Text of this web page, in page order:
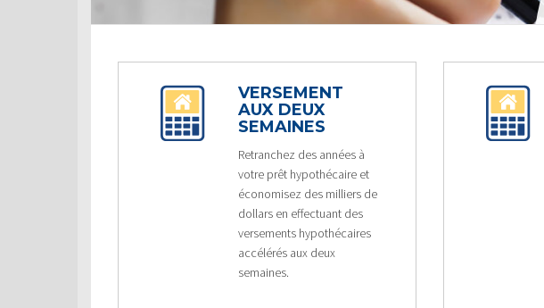
VERSEMENT
AUX DEUX
SEMAINES
Retranchez des années à
votre prêt hypothécaire et
économisez des milliers de
dollars en effectuant des
versements hypothécaires
accélérés aux deux
semaines.